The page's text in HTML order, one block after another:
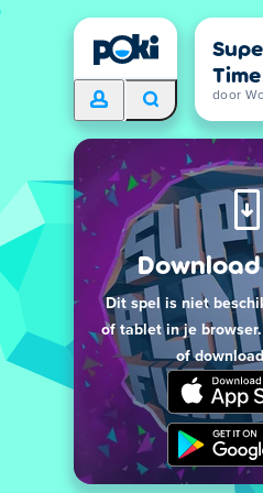
Time
door
Dit spel is niet
of tablet in je
of